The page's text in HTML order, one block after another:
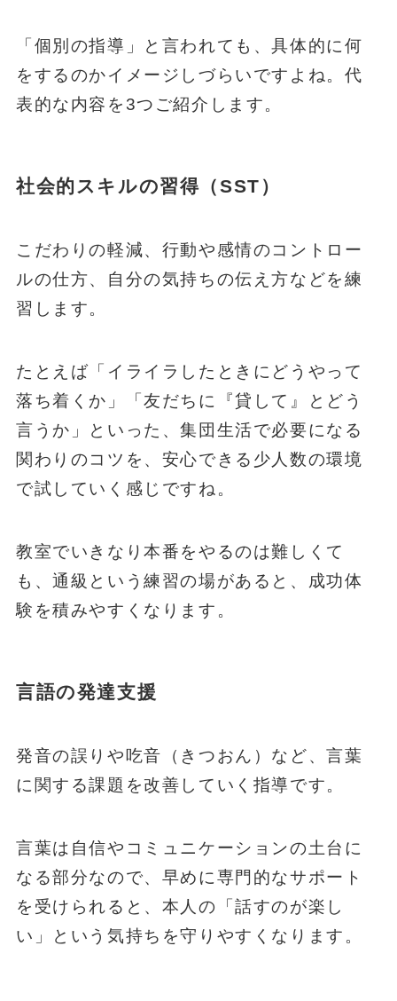
「個別の指導」と言われても、具体的に何
をするのかイメージしづらいですよね。代
表的な内容を3つご紹介します。
社会的スキルの習得（SST）
こだわりの軽減、行動や感情のコントロー
ルの仕方、自分の気持ちの伝え方などを練
習します。
たとえば「イライラしたときにどうやって
落ち着くか」「友だちに『貸して』とどう
言うか」といった、集団生活で必要になる
関わりのコツを、安心できる少人数の環境
で試していく感じですね。
教室でいきなり本番をやるのは難しくて
も、通級という練習の場があると、成功体
験を積みやすくなります。
言語の発達支援
発音の誤りや吃音（きつおん）など、言葉
に関する課題を改善していく指導です。
言葉は自信やコミュニケーションの土台に
なる部分なので、早めに専門的なサポート
を受けられると、本人の「話すのが楽し
い」という気持ちを守りやすくなります。